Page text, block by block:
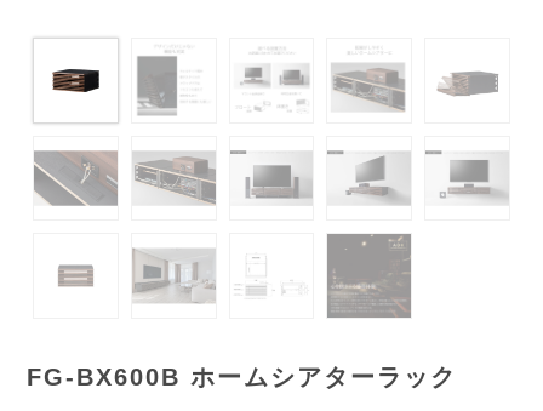
FG-BX600B ホームシアターラック